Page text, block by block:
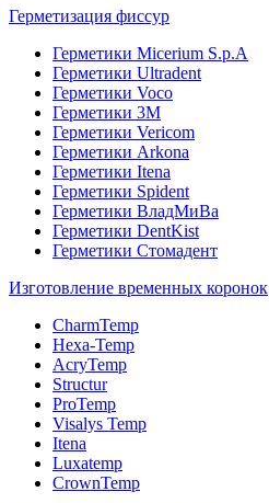
Герметизация фиссур
Герметики Micerium S.p.A
Герметики Ultradent
Герметики Voco
Герметики 3M
Герметики Vericom
Герметики Arkona
Герметики Itena
Герметики Spident
Герметики ВладМиВа
Герметики DentKist
Герметики Стомадент
Изготовление временных коронок
CharmTemp
Hexa-Temp
AcryTemp
Structur
ProTemp
Visalys Temp
Itena
Luxatemp
CrownTemp